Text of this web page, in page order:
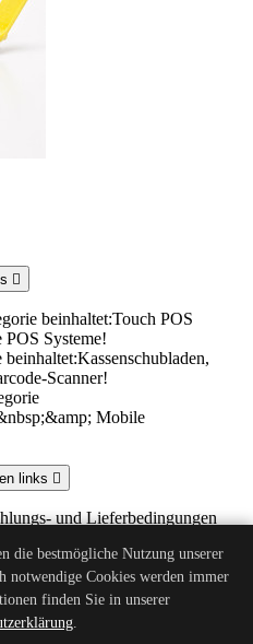
die bestmögliche Nutzung unserer
notwendige Cookies werden immer
finden Sie in unserer

beinhaltet:Touch POS
Systeme!
Scanner!
Mobile
links 
und Lieferbedingungen
der POSZone
zur Batterieverordnung